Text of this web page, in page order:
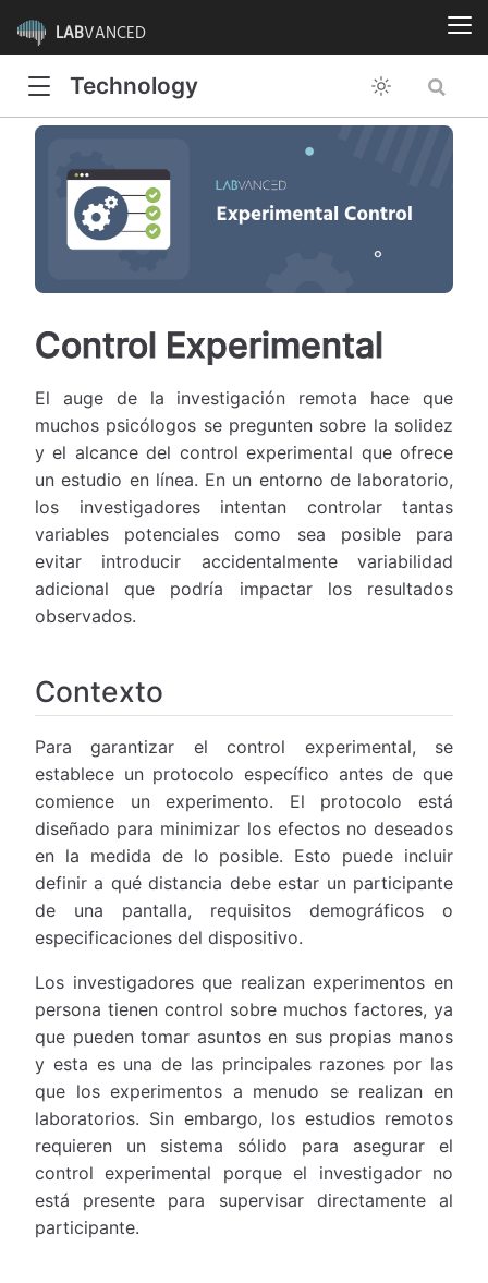
LABVANCED
Technology
Control Experimental
El auge de la investigación remota hace que
muchos psicólogos se pregunten sobre la solidez
y el alcance del control experimental que ofrece
un estudio en línea. En un entorno de laboratorio,
los investigadores intentan controlar tantas
variables potenciales como sea posible para
evitar introducir accidentalmente variabilidad
adicional que podría impactar los resultados
observados.
Contexto
Para garantizar el control experimental, se
establece un protocolo específico antes de que
comience un experimento. El protocolo está
diseñado para minimizar los efectos no deseados
en la medida de lo posible. Esto puede incluir
definir a qué distancia debe estar un participante
de una pantalla, requisitos demográficos o
especificaciones del dispositivo.
Los investigadores que realizan experimentos en
persona tienen control sobre muchos factores, ya
que pueden tomar asuntos en sus propias manos
y esta es una de las principales razones por las
que los experimentos a menudo se realizan en
laboratorios. Sin embargo, los estudios remotos
requieren un sistema sólido para asegurar el
control experimental porque el investigador no
está presente para supervisar directamente al
participante.